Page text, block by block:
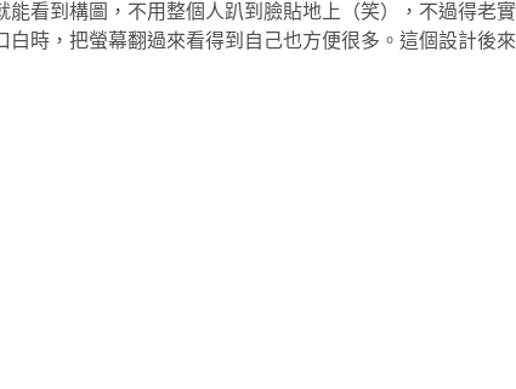
看到構圖，不用整個人趴到臉貼地上（笑），不過得老實
時，把螢幕翻過來看得到自己也方便很多。這個設計後來